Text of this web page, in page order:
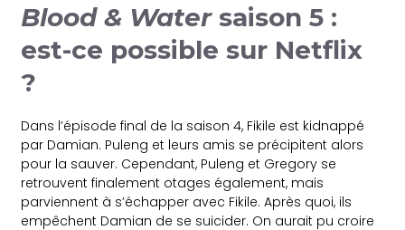
Blood & Watersaison 5 :
est-ce possible sur Netflix
?
Dans l’épisode final de la saison 4, Fikile est kidnappé
par Damian. Puleng et leurs amis se précipitent alors
pour la sauver. Cependant, Puleng et Gregory se
retrouvent finalement otages également, mais
parviennent à s’échapper avec Fikile. Après quoi, ils
empêchent Damian de se suicider. On aurait pu croire